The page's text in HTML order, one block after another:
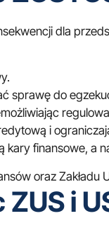
dla
sprawę do
i
finansowe, a
oraz Zakładu
i